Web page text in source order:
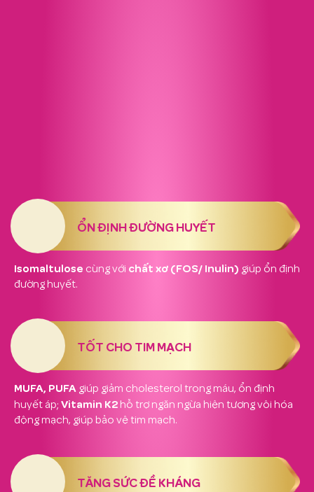
ỔN ĐỊNH ĐƯỜNG HUYẾT
Isomaltulose cùng với chất xơ (FOS/ Inulin) giúp ổn định
đường huyết.
TỐT CHO TIM MẠCH
MUFA, PUFA giúp giảm cholesterol trong máu, ổn định
huyết áp; Vitamin K2 hỗ trợ ngăn ngừa hiện tượng vôi hóa
động mạch, giúp bảo vệ tim mạch.
TĂNG SỨC ĐỀ KHÁNG